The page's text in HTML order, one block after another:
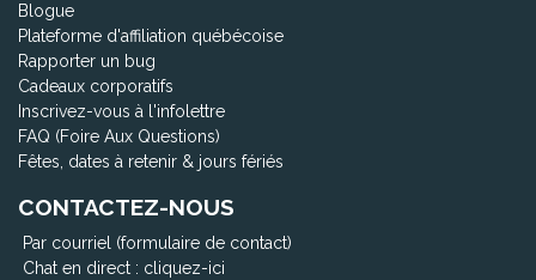
Blogue
Plateforme d'affiliation québécoise
Rapporter un bug
Cadeaux corporatifs
Inscrivez-vous à l'infolettre
FAQ (Foire Aux Questions)
Fêtes, dates à retenir & jours fériés
CONTACTEZ-NOUS
Par courriel (formulaire de contact)
Chat en direct : cliquez-ici